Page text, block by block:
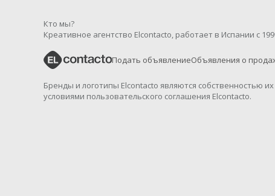
Кто мы?
Креативное агентство Elcontacto, работает в Испании с
Подать объявлениеОбъявления о
Бренды и логотипы Elcontacto являются собственностью
условиями пользовательского соглашения Elcontacto.